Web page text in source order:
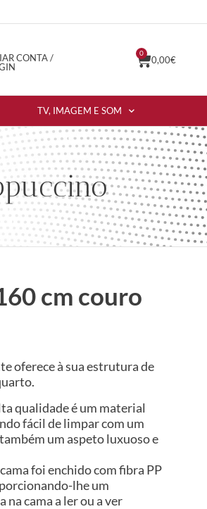
CONTA /
0,00€
0
TV, IMAGEM E SOM
cm couro
oferece à sua estrutura de
qualidade é um material
fácil de limpar com um
um aspeto luxuoso e
foi enchido com fibra PP
lhe um
na cama a ler ou a ver